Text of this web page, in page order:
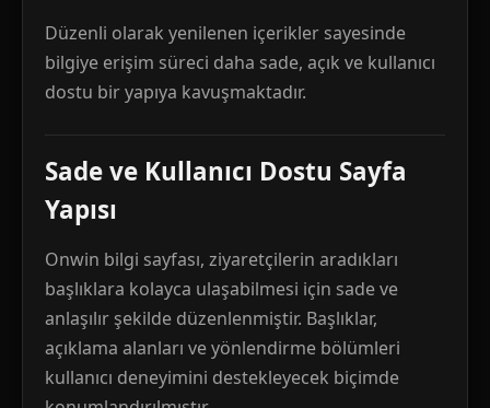
Düzenli olarak yenilenen içerikler sayesinde
bilgiye erişim süreci daha sade, açık ve kullanıcı
dostu bir yapıya kavuşmaktadır.
Sade ve Kullanıcı Dostu Sayfa
Yapısı
Onwin bilgi sayfası, ziyaretçilerin aradıkları
başlıklara kolayca ulaşabilmesi için sade ve
anlaşılır şekilde düzenlenmiştir. Başlıklar,
açıklama alanları ve yönlendirme bölümleri
kullanıcı deneyimini destekleyecek biçimde